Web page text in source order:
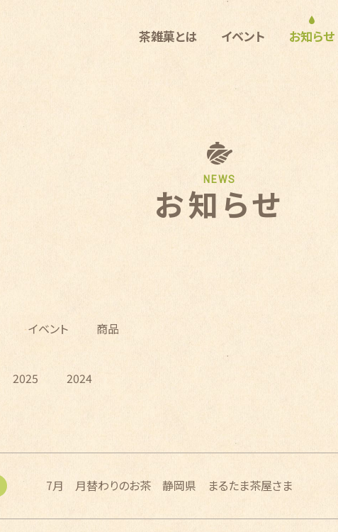
茶雑菓とは イベント お知らせ
NEWS
お知らせ
イベント 商品
2025 2024
7月 月替わりのお茶 静岡県 まるたま茶屋さま